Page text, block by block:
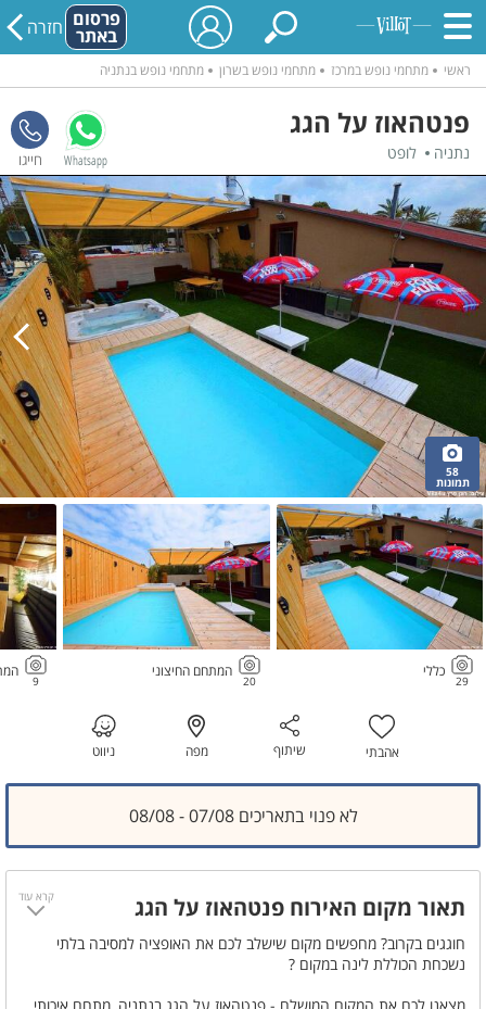
פרסום
באתר חזרה
ראשי מתחמי נופש במרכז מתחמי נופש בשרון מתחמי נופש בנתניה
פנטהאוז על הגג
נתניה לופט Whatsapp
58
תמונות
29
כללי
20
המתחם החיצוני
9
אהבתי שיתוף מפה ניווט
לא פנוי בתאריכים 07/08 - 08/08
תאור מקום האירוח פנטהאוז על הגג
חוגגים בקרוב? מחפשים מקום שישלב לכם את האופציה למסיבה בלתי
נשכחת הכוללת לינה במקום ?
קרא עוד